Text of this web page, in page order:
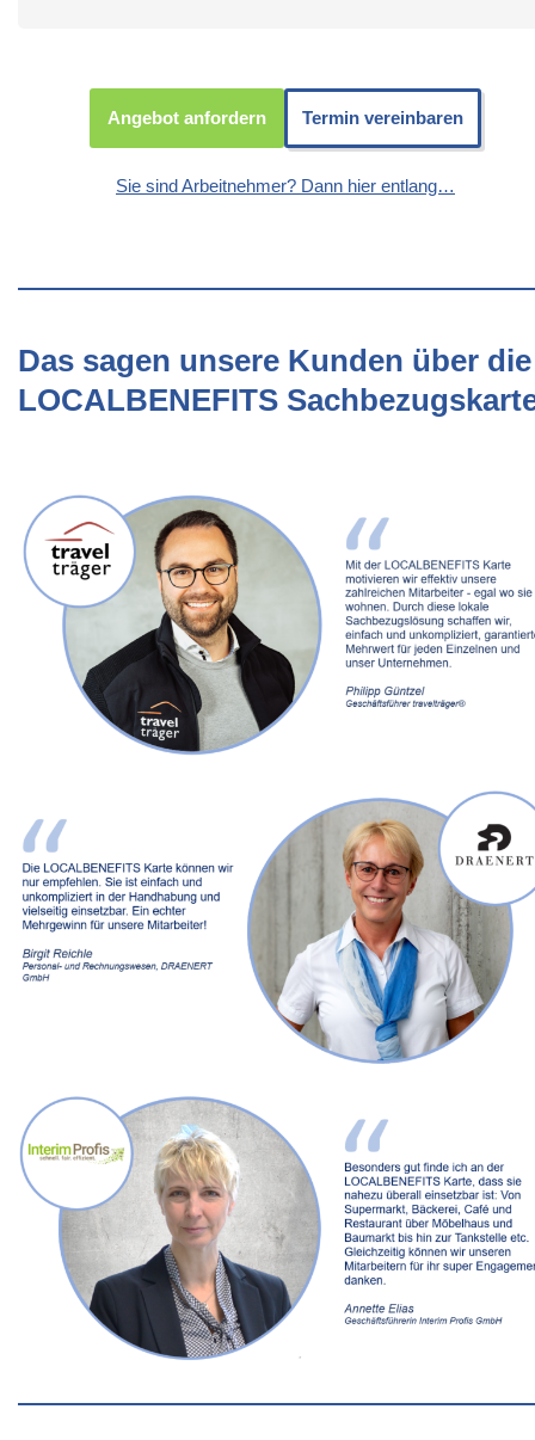
Angebot anfordern Termin vereinbaren
Sie sind Arbeitnehmer? Dann hier entlang…
Das sagen unsere Kunden über die
LOCALBENEFITS